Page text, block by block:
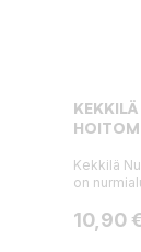
Kekkilä
on
Hinta
10,90